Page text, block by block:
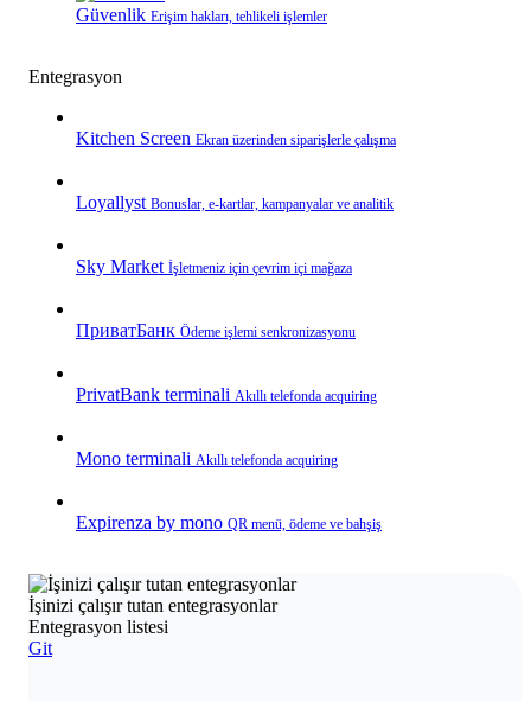
Güvenlik Erişim hakları, tehlikeli işlemler
Entegrasyon
Kitchen Screen Ekran üzerinden siparişlerle çalışma
Loyallyst Bonuslar, e‑kartlar, kampanyalar ve analitik
Sky Market İşletmeniz için çevrim içi mağaza
ПриватБанк Ödeme işlemi senkronizasyonu
PrivatBank terminali Akıllı telefonda acquiring
Mono terminali Akıllı telefonda acquiring
Expirenza by mono QR menü, ödeme ve bahşiş
İşinizi çalışır tutan entegrasyonlar
Entegrasyon listesi
Git